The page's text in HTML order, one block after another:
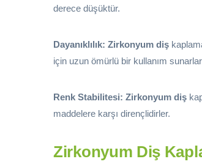
derece düşüktür.
Dayanıklılık: Zirkonyum diş
için uzun ömürlü bir kullanım
Renk Stabilitesi: Zirkonyum diş
maddelere karşı dirençlidirler.
Zirkonyum Diş